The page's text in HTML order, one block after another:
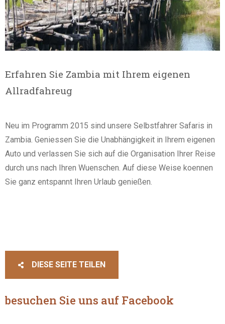
Erfahren Sie Zambia mit Ihrem eigenen
Allradfahreug
Neu im Programm 2015 sind unsere Selbstfahrer Safaris in
Zambia. Geniessen Sie die Unabhängigkeit in Ihrem eigenen
Auto und verlassen Sie sich auf die Organisation Ihrer Reise
durch uns nach Ihren Wuenschen. Auf diese Weise koennen
Sie ganz entspannt Ihren Urlaub genießen.
DIESE SEITE TEILEN
besuchen Sie uns auf Facebook